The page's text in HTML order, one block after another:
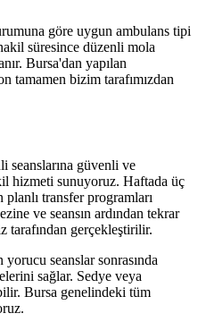
göre uygun ambulans tipi
süresince düzenli mola
Bursa'dan yapılan
tamamen bizim tarafımızdan
seanslarına güvenli ve
hizmeti sunuyoruz. Haftada üç
transfer programları
ve seansın ardından tekrar
tarafından gerçekleştirilir.
seanslar sonrasında
sağlar. Sedye veya
Bursa genelindeki tüm